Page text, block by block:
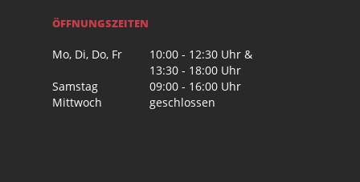
ÖFFNUNGSZEITEN
Mo, Di, Do, Fr
10:00 - 12:30 Uhr &
13:30 - 18:00 Uhr
Samstag
09:00 - 16:00 Uhr
Mittwoch
geschlossen